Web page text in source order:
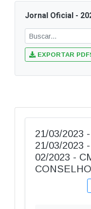
Jornal Oficial -
EXPORTAR
21/03/2023
21/03/2023
02/2023 -